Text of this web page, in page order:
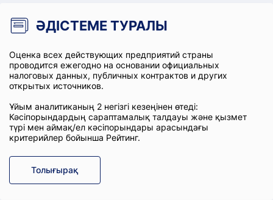
ӘДІСТЕМЕ ТУРАЛЫ
Оценка всех действующих предприятий страны
проводится ежегодно на основании официальных
налоговых данных, публичных контрактов и других
открытых источников.
Ұйым аналитиканың 2 негізгі кезеңінен өтеді:
Кәсіпорындардың сараптамалық талдауы және қызмет
түрі мен аймақ/ел кәсіпорындары арасындағы
критерийлер бойынша Рейтинг.
Толығырақ